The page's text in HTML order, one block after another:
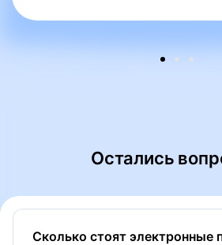
Остались
Сколько стоят электронные